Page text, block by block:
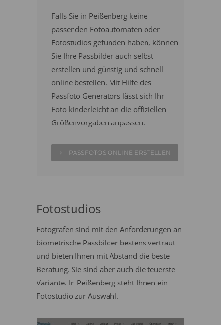
Falls Sie in Peißenberg keine
passenden Fotoautomaten oder
Fotostudios gefunden haben, können
Sie Ihre Passbilder auch selbst
erstellen und günstig und schnell
online bestellen. Mit Hilfe des
Passfoto Generators lässt sich Ihr
Foto kinderleicht an die offiziellen
Größenvorgaben anpassen.
PASSFOTOS ONLINE ERSTELLEN
Fotostudios
Fotografen sind mit den Anforderungen an
biometrische Passbilder bestens vertraut
und bieten Ihnen mit Abstand die beste
Beratung. Sie sind aber auch die teuerste
Variante. In Peißenberg steht Ihnen ein
Fotostudio zur Auswahl.